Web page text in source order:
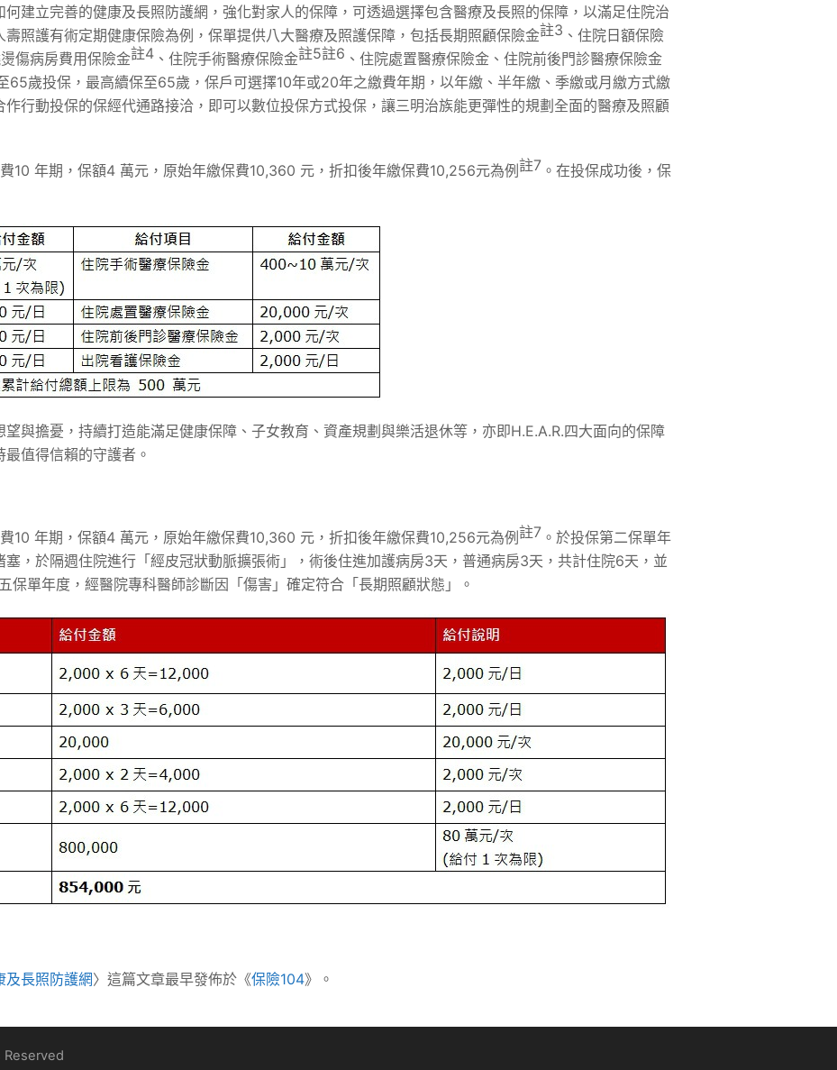
建立完善的健康及長照防護網，強化對家人的保障，可透過選擇包含醫療及長照的保障，以滿足住院治
照護有術定期健康保險為例，保單提供八大醫療及照護保障，包括長期照顧保險金註3 、住院日額保險
燙傷病房費用保險金註4 、住院手術醫療保險金註5註6 、住院處置醫療保險金、住院前後門診醫療保險金
65歲投保，最高續保至65歲，保戶可選擇10年或20年之繳費年期，以年繳、半年繳、季繳或月繳方式繳
行動投保的保經代通路接洽，即可以數位投保方式投保，讓三明治族能更彈性的規劃全面的醫療及照顧
10 年期，保額4 萬元，原始年繳保費10,360 元，折扣後年繳保費10,256元為例註7 。在投保成功後，保
與擔憂，持續打造能滿足健康保障、子女教育、資產規劃與樂活退休等，亦即H.E.A.R.四大面向的保障
值得信賴的守護者。
10 年期，保額4 萬元，原始年繳保費10,360 元，折扣後年繳保費10,256元為例註7 。於投保第二保單年
，於隔週住院進行「經皮冠狀動脈擴張術」，術後住進加護病房3天，普通病房3天，共計住院6天，並
保單年度，經醫院專科醫師診斷因「傷害」確定符合「長期照顧狀態」。
及長照防護網〉這篇文章最早發佈於《保險104》。